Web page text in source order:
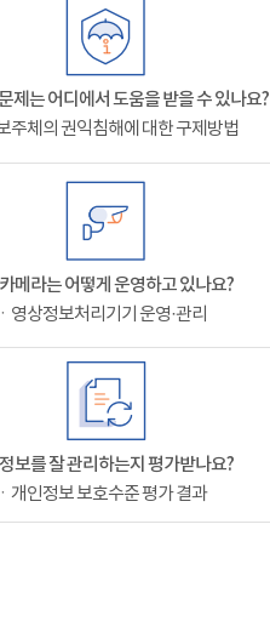
제는 어디에서 도움을 받을 수 있나요?
주체의 권익침해에 대한 구제방법
메라는 어떻게 운영하고 있나요?
ㆍ영상정보처리기기 운영·관리
보를 잘 관리하는지 평가받나요?
ㆍ개인정보 보호수준 평가 결과